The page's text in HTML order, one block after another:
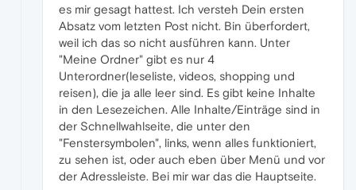
es mir gesagt hattest. Ich versteh Dein ersten
Absatz vom letzten Post nicht. Bin überfordert,
weil ich das so nicht ausführen kann. Unter
"Meine Ordner" gibt es nur 4
Unterordner(leseliste, videos, shopping und
reisen), die ja alle leer sind. Es gibt keine Inhalte
in den Lesezeichen. Alle Inhalte/Einträge sind in
der Schnellwahlseite, die unter den
"Fenstersymbolen", links, wenn alles funktioniert,
zu sehen ist, oder auch eben über Menü und vor
der Adressleiste. Bei mir war das die Hauptseite.